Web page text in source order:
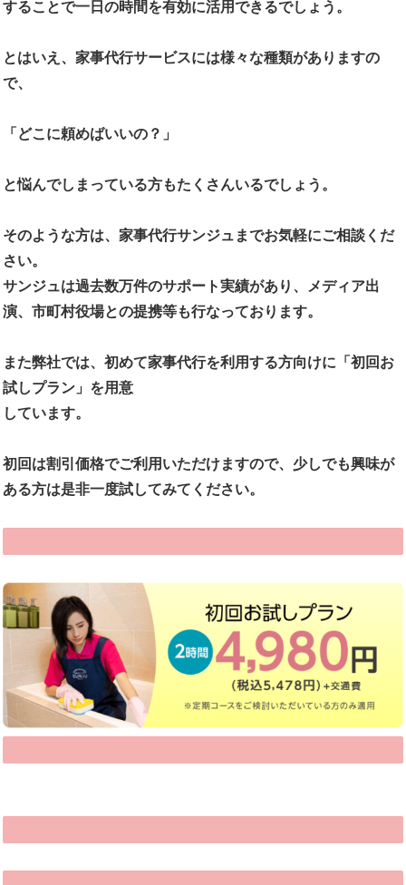
することで一日の時間を有効に活用できるでしょう。
とはいえ、家事代行サービスには様々な種類がありますの
で、
「どこに頼めばいいの？」
と悩んでしまっている方もたくさんいるでしょう。
そのような方は、家事代行サンジュまでお気軽にご相談くだ
さい。
サンジュは過去数万件のサポート実績があり、メディア出
演、市町村役場との提携等も行なっております。
また弊社では、初めて家事代行を利用する方向けに「初回お
試しプラン」を用意
しています。
初回は割引価格でご利用いただけますので、少しでも興味が
ある方は是非一度試してみてください。